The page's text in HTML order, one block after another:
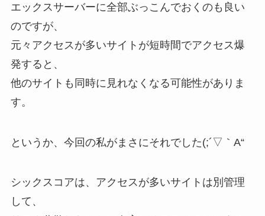
エックスサーバーに全部ぶっこんでおくのも良い
のですが、
元々アクセスが多いサイトが短時間でアクセス爆
発すると、
他のサイトも同時に見れなくなる可能性がありま
す。
というか、今回の私がまさにそれでした(;´▽｀A“
シックスコアは、アクセスが多いサイトは別管理
して、